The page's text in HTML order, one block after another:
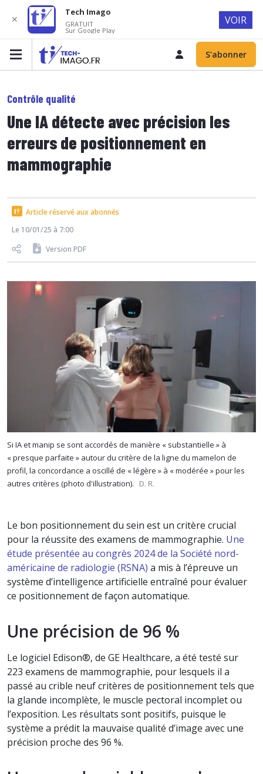
S'abonner
Contrôle qualité
Une IA détecte avec précision les
erreurs de positionnement en
mammographie
Article réservé aux abonnés
Le 10/01/25 à 7:00
Version PDF
Si IA et manip se sont accordés de manière « substantielle » à
« presque parfaite » autour du critère de la ligne du mamelon de
profil, la concordance a oscillé de « légère » à « modérée » pour les
autres critères (photo d'illustration).
D. R.
Le bon positionnement du sein est un critère crucial
pour la réussite des examens de mammographie. Une
étude présentée au congrès 2024 de la Société nord-
américaine de radiologie (RSNA) a mis à l’épreuve un
système d’intelligence artificielle entraîné pour évaluer
ce positionnement de façon automatique.
Une précision de 96 %
Le logiciel Edison®, de GE Healthcare, a été testé sur
223 examens de mammographie, pour lesquels il a
passé au crible neuf critères de positionnement tels que
la glande incomplète, le muscle pectoral incomplet ou
l’exposition. Les résultats sont positifs, puisque le
système a prédit la mauvaise qualité d’image avec une
précision proche des 96 %.
✕
Tech Imago
GRATUIT
Sur Google Play
VOIR